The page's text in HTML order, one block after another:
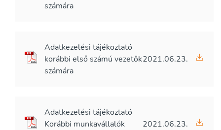
számára
Adatkezelési tájékoztató
korábbi első számú vezetők
számára
2021.06.23.
Adatkezelési tájékoztató
Korábbi munkavállalók
2021.06.23.